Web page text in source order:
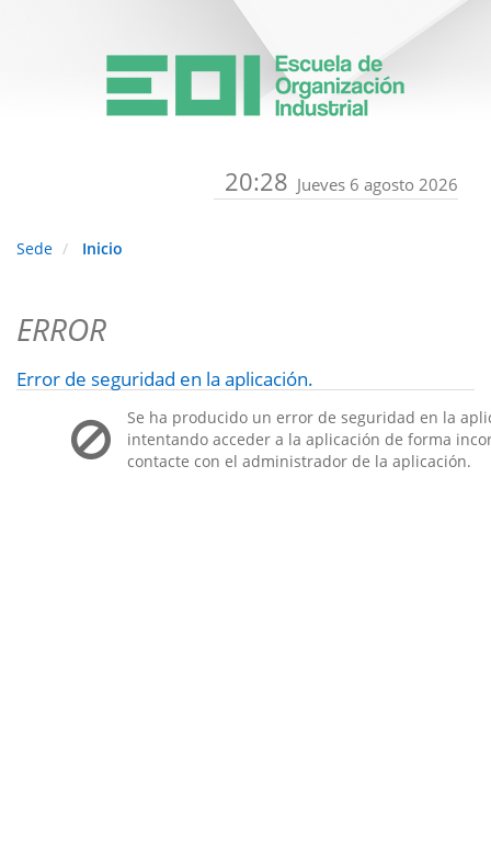
20:28 Jueves 6 agosto 2026
Sede Inicio
ERROR
Error de seguridad en la aplicación.
Se ha producido un error de seguridad en la
intentando acceder a la aplicación de forma
contacte con el administrador de la aplicación.